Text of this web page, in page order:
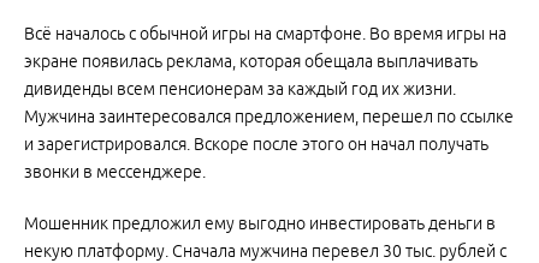
Всё началось с обычной игры на смартфоне. Во время игры на
экране появилась реклама, которая обещала выплачивать
дивиденды всем пенсионерам за каждый год их жизни.
Мужчина заинтересовался предложением, перешел по ссылке
и зарегистрировался. Вскоре после этого он начал получать
звонки в мессенджере.
Мошенник предложил ему выгодно инвестировать деньги в
некую платформу. Сначала мужчина перевел 30 тыс. рублей с